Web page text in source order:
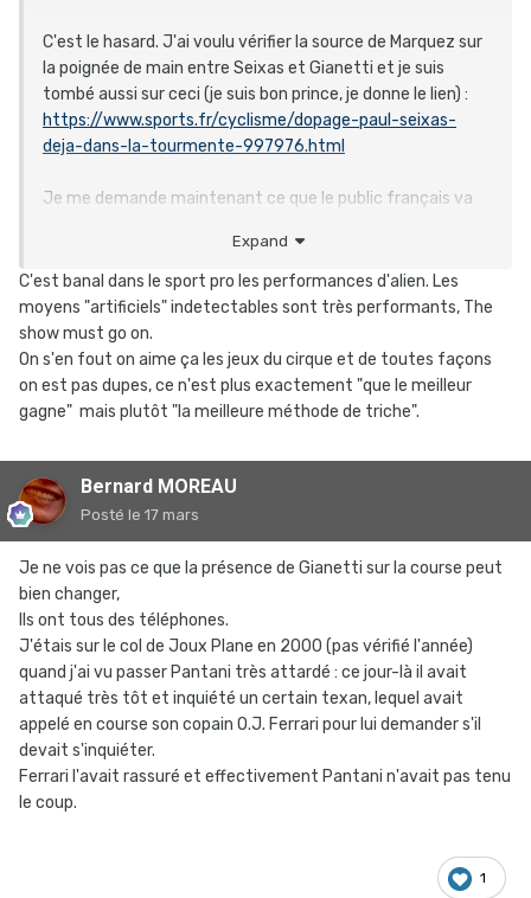
C'est le hasard. J'ai voulu vérifier la source de Marquez sur
la poignée de main entre Seixas et Gianetti et je suis
tombé aussi sur ceci (je suis bon prince, je donne le lien) :
https://www.sports.fr/cyclisme/dopage-paul-seixas-
deja-dans-la-tourmente-997976.html
Je me demande maintenant ce que le public français va
Expand
C'est banal dans le sport pro les performances d'alien. Les
moyens "artificiels" indetectables sont très performants, The
show must go on.
On s'en fout on aime ça les jeux du cirque et de toutes façons
on est pas dupes, ce n'est plus exactement "que le meilleur
gagne" mais plutôt "la meilleure méthode de triche".
Bernard MOREAU
Posté le 17 mars
Je ne vois pas ce que la présence de Gianetti sur la course peut
bien changer,
Ils ont tous des téléphones.
J'étais sur le col de Joux Plane en 2000 (pas vérifié l'année)
quand j'ai vu passer Pantani très attardé : ce jour-là il avait
attaqué très tôt et inquiété un certain texan, lequel avait
appelé en course son copain O.J. Ferrari pour lui demander s'il
devait s'inquiéter.
Ferrari l'avait rassuré et effectivement Pantani n'avait pas tenu
le coup.
1